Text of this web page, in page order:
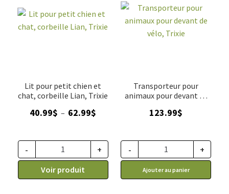
Lit pour petit chien et
chat, corbeille Lian, Trixie
40.99$ – 62.99$
40.99$
à
-
+
Voir produit
Transporteur pour
animaux pour devant de
123.99$
- +
Ajouter au panier